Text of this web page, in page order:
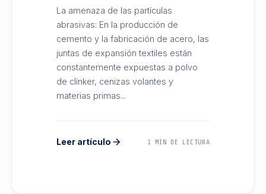
La amenaza de las partículas
abrasivas: En la producción de
cemento y la fabricación de acero, las
juntas de expansión textiles están
constantemente expuestas a polvo
de clínker, cenizas volantes y
materias primas...
Leer artículo 1 MIN DE LECTURA